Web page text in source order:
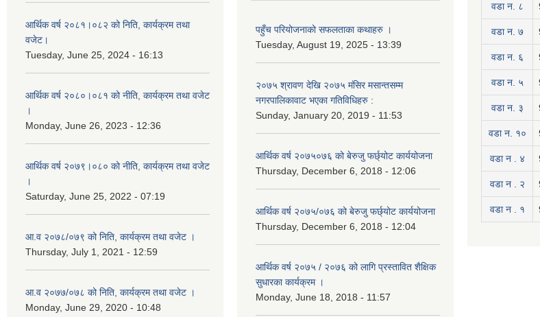
आर्थिक वर्ष २०८१।०८२ को निति, कार्यक्रम तथा
वजेट।
Tuesday, June 25, 2024 - 16:13
आर्थिक वर्ष २०८०।०८१ को नीति, कार्यक्रम तथा वजेट
।
Monday, June 26, 2023 - 12:36
आर्थिक वर्ष २०७९।०८० को नीति, कार्यक्रम तथा वजेट
।
Saturday, June 25, 2022 - 07:19
आ.व २०७८/०७९ को निति, कार्यक्रम तथा वजेट ।
Thursday, July 1, 2021 - 12:59
आ.व २०७७/०७८ को निति, कार्यक्रम तथा वजेट ।
Monday, June 29, 2020 - 10:48
पहुँच परियोजनाको सफलताका कथाहरु ।
Tuesday, August 19, 2025 - 13:39
२०७५ श्रावण देखि २०७५ मंसिर मसान्तसम्म
नगरपालिकावाट भएका गतिविधिहरु :
Sunday, January 20, 2019 - 11:53
आर्थिक वर्ष २०७५०७६ को बेरुजु फर्छ्योट कार्ययोजना
Thursday, December 6, 2018 - 12:06
आर्थिक वर्ष २०७५/०७६ को बेरुजु फर्छ्योट कार्ययोजना
Thursday, December 6, 2018 - 12:04
आर्थिक वर्ष २०७५ / २०७६ को लागि प्रस्तावित शैक्षिक
सुधारका कार्यक्रम ।
Monday, June 18, 2018 - 11:57
वडा न. ८
वडा न. ७
वडा न. ६
वडा न. ५
वडा न. ३
वडा न. १०
वडा न . ४
वडा न . २
वडा न . १